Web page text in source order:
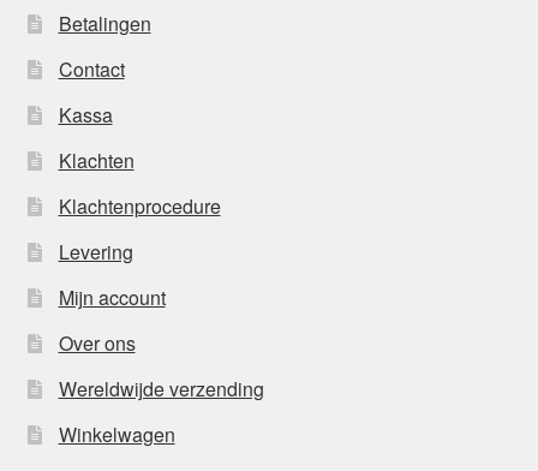
Betalingen
Contact
Kassa
Klachten
Klachtenprocedure
Levering
Mijn account
Over ons
Wereldwijde verzending
Winkelwagen